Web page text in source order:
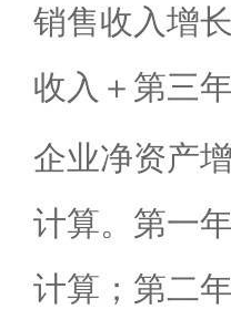
销售收入增
收入＋第三
企业净资产
计算。第一
计算；第二